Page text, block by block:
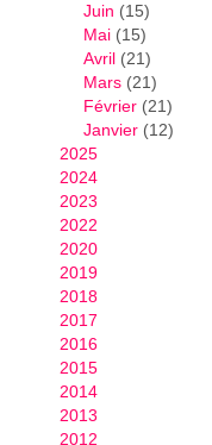
Juin (15)
Mai (15)
Avril (21)
Mars (21)
Février (21)
Janvier (12)
2025
2024
2023
2022
2020
2019
2018
2017
2016
2015
2014
2013
2012